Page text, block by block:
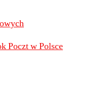
Poczt w Polsce